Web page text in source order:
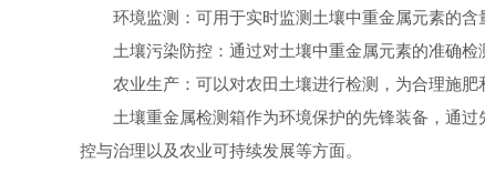
环境监测：可用于实时监测土壤中重金属元素的含
土壤污染防控：通过对土壤中重金属元素的准确检
农业生产：可以对农田土壤进行检测，为合理施肥
土壤重金属检测箱作为环境保护的先锋装备，通过
控与治理以及农业可持续发展等方面。